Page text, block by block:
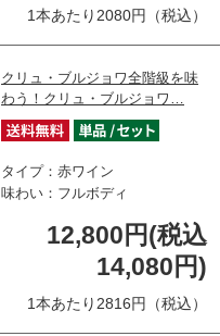
1本あたり2080円（税込）
クリュ・ブルジョワ全階級を味
わう！クリュ・ブルジョワ…
タイプ：赤ワイン
味わい：フルボディ
12,800円(税込
14,080円)
1本あたり2816円（税込）